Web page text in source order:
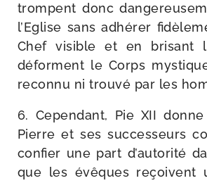
trompent donc
l’Eglise sans adhé­rer
Chef visible et en bri­sant
déforment le Corps
recon­nu ni trou­vé par les
6. Cependant, Pie XII
Pierre et ses suc­ces­seurs
confier une part d’autorité
que les évêques reçoivent